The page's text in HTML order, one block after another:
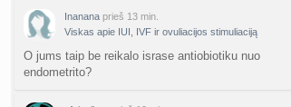
Inanana prieš 13 min.
Viskas apie IUI, IVF ir ovuliacijos stimuliaciją
O jums taip be reikalo israse antiobiotiku nuo
endometrito?